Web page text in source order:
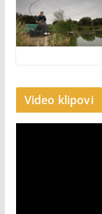
Video klipovi